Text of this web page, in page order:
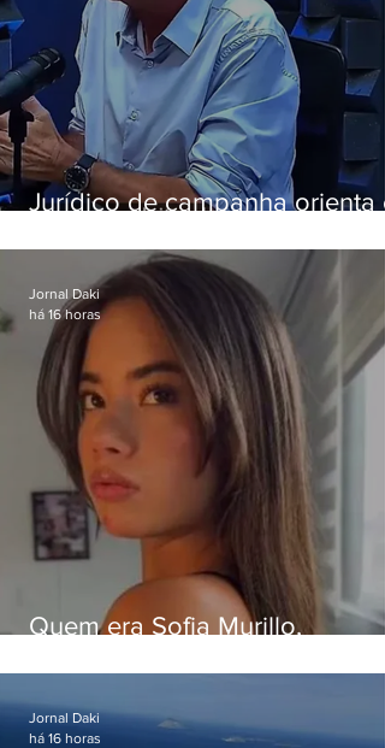
Jurídico de campanha orienta e
da Band
Quem era Sofia Murillo,
em queda de helicóptero no
Jornal Daki
há 16 horas
Jornal Daki
há 16 horas